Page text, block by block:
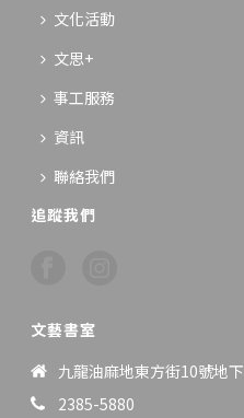
文化活動
文思+
事工服務
資訊
聯絡我們
追蹤我們
文藝書室
九龍油麻地東方街10號地下
2385-5880